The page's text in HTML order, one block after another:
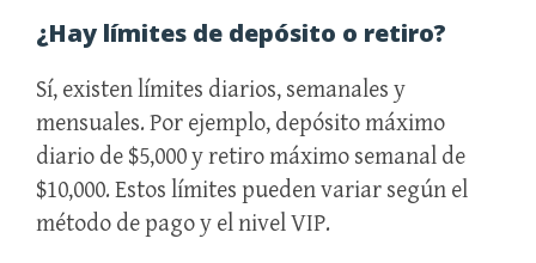
¿Hay límites de depósito o retiro?
Sí, existen límites diarios, semanales y
mensuales. Por ejemplo, depósito máximo
diario de $5,000 y retiro máximo semanal de
$10,000. Estos límites pueden variar según el
método de pago y el nivel VIP.